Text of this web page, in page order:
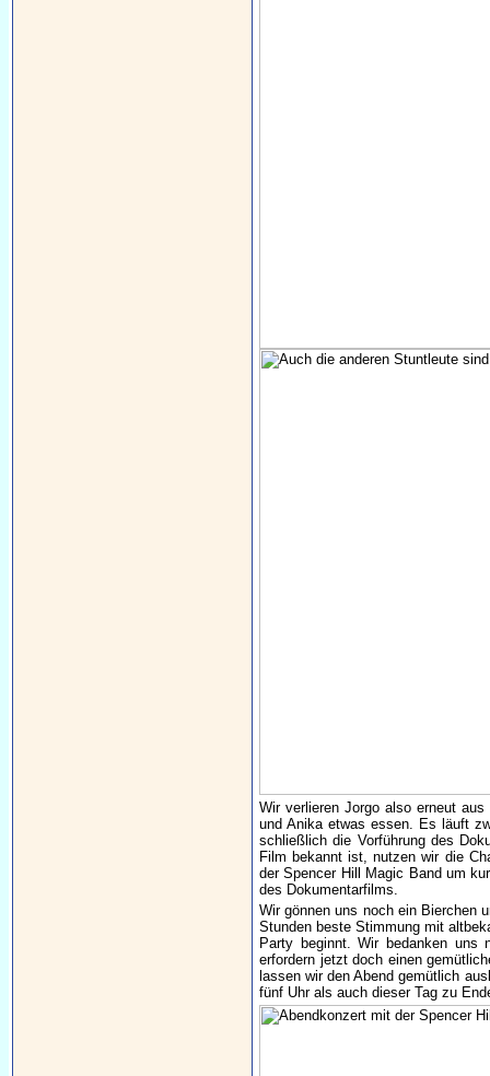
Wir verlieren Jorgo also erneut
und Anika etwas essen. Es läuft
schließlich die Vorführung des
Film bekannt ist, nutzen wir die
der Spencer Hill Magic Band um
des Dokumentarfilms.
Wir gönnen uns noch ein Bierchen
Stunden beste Stimmung mit
Party beginnt. Wir bedanken uns
erfordern jetzt doch einen
lassen wir den Abend gemütlich
fünf Uhr als auch dieser Tag zu